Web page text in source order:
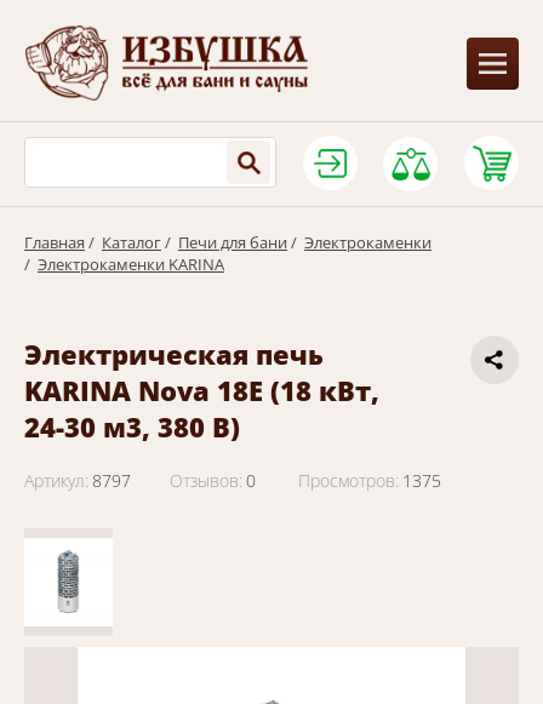
Главная / Каталог/ Печи для бани/ Электрокаменки
/ Электрокаменки KARINA
Электрическая печь
KARINA Nova 18E (18 кВт,
24-30 м3, 380 В)
Артикул: 8797 Отзывов: 0 Просмотров: 1375